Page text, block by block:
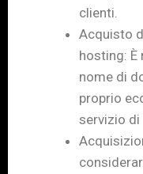
clienti.
Acquisto
hosting: È
nome di
proprio
servizio di